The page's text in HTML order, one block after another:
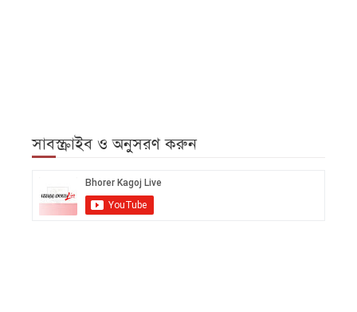
সাবস্ক্রাইব ও অনুসরণ করুন